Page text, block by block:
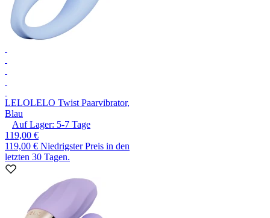
LELOLELO Twist Paarvibrator,
Blau
Auf Lager: 5-7 Tage
119,00 €
119,00 € Niedrigster Preis in den
letzten 30 Tagen.